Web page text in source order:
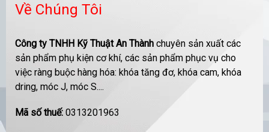
Về Chúng Tôi
Công ty TNHH Kỹ Thuật An Thành chuyên sản xuất các
sản phẩm phụ kiện cơ khí, các sản phẩm phục vụ cho
việc ràng buộc hàng hóa: khóa tăng đơ, khóa cam, khóa
dring, móc J, móc S....
Mã số thuế: 0313201963